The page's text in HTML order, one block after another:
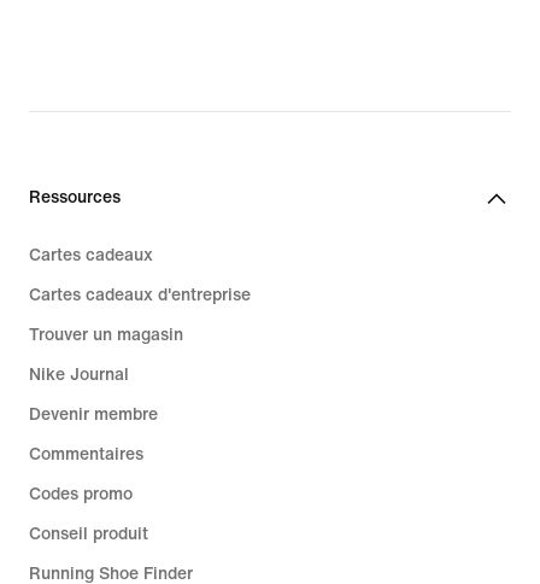
Ressources
Cartes cadeaux
Cartes cadeaux d'entreprise
Trouver un magasin
Nike Journal
Devenir membre
Commentaires
Codes promo
Conseil produit
Running Shoe Finder